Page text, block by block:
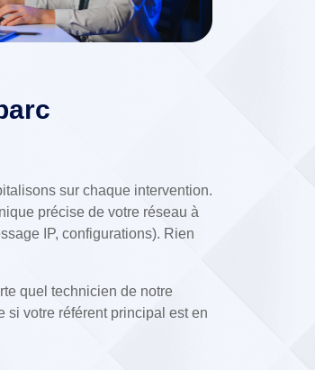
sur chaque intervention.
précise de votre réseau à
IP, configurations). Rien
quel technicien de notre
si votre référent principal est en